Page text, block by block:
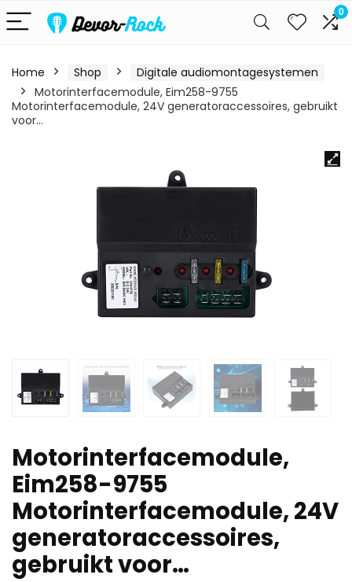
0
Home Shop
Digitale audiomontagesystemen
Motorinterfacemodule, Eim258-9755
Motorinterfacemodule, 24V generatoraccessoires, gebruikt
voor…
Motorinterfacemodule,
Eim258-9755
Motorinterfacemodule, 24V
generatoraccessoires,
gebruikt voor…